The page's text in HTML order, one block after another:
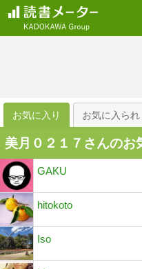
お気に入り お気に入られ
美月０２１７さんのお
GAKU
hitokoto
Iso